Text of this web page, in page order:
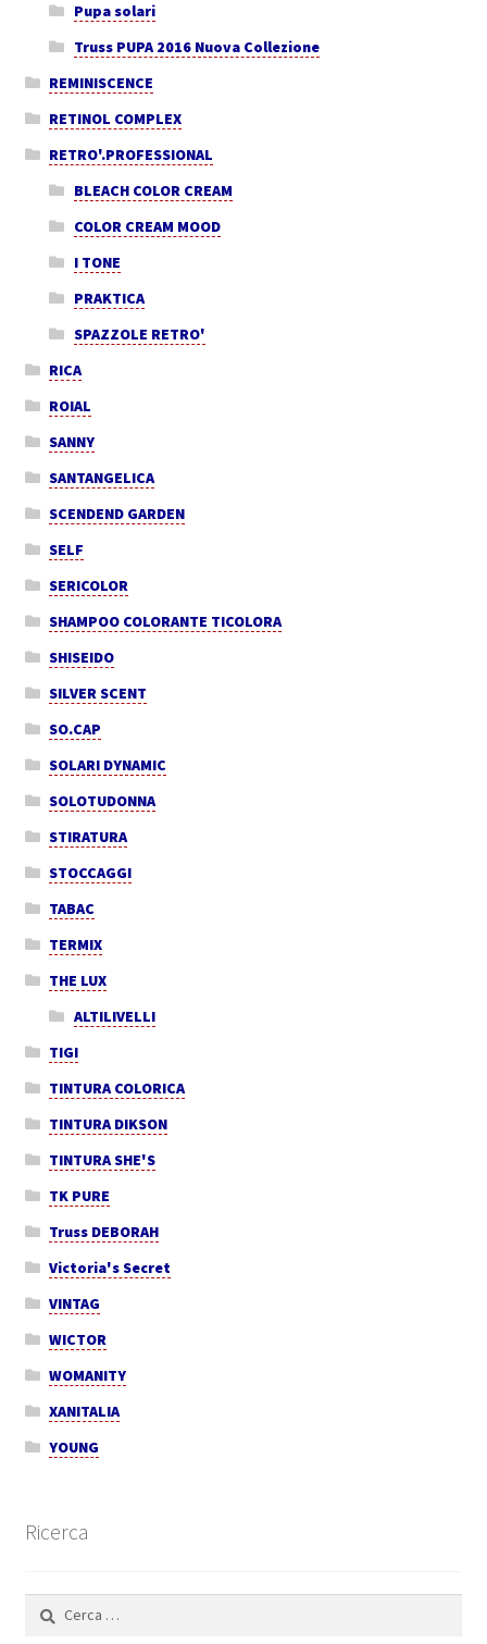
Pupa solari
Truss PUPA 2016 Nuova Collezione
REMINISCENCE
RETINOL COMPLEX
RETRO'.PROFESSIONAL
BLEACH COLOR CREAM
COLOR CREAM MOOD
I TONE
PRAKTICA
SPAZZOLE RETRO'
RICA
ROIAL
SANNY
SANTANGELICA
SCENDEND GARDEN
SELF
SERICOLOR
SHAMPOO COLORANTE TICOLORA
SHISEIDO
SILVER SCENT
SO.CAP
SOLARI DYNAMIC
SOLOTUDONNA
STIRATURA
STOCCAGGI
TABAC
TERMIX
THE LUX
ALTILIVELLI
TIGI
TINTURA COLORICA
TINTURA DIKSON
TINTURA SHE'S
TK PURE
Truss DEBORAH
Victoria's Secret
VINTAG
WICTOR
WOMANITY
XANITALIA
YOUNG
Ricerca